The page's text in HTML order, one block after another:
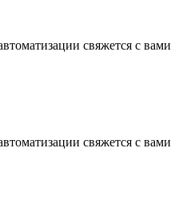
свяжется с вами
свяжется с вами